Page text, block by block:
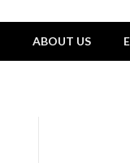
ABOUT US